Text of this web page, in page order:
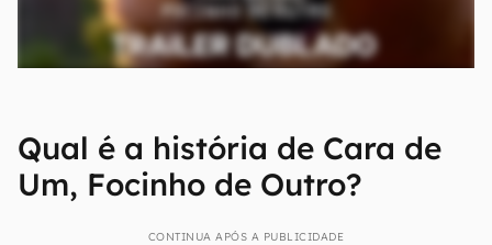
Qual é a história de Cara de
Um, Focinho de Outro?
CONTINUA APÓS A PUBLICIDADE